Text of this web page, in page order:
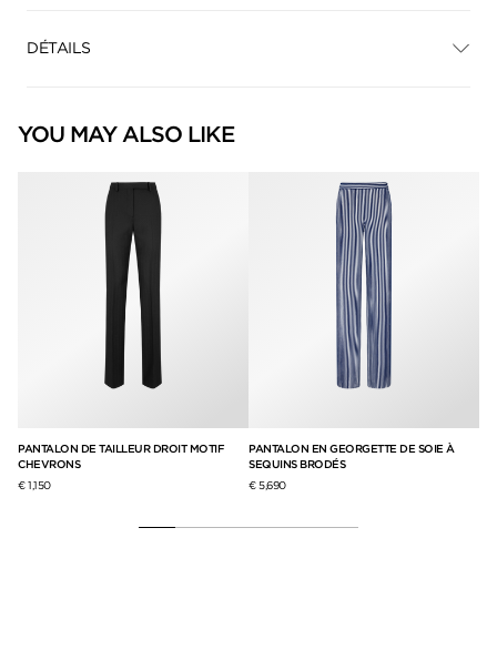
DÉTAILS
YOU MAY ALSO LIKE
PANTALON DE TAILLEUR DROIT MOTIF
CHEVRONS
€ 1,150
PANTALON EN GEORGETTE DE SOIE À
SEQUINS BRODÉS
€ 5,690